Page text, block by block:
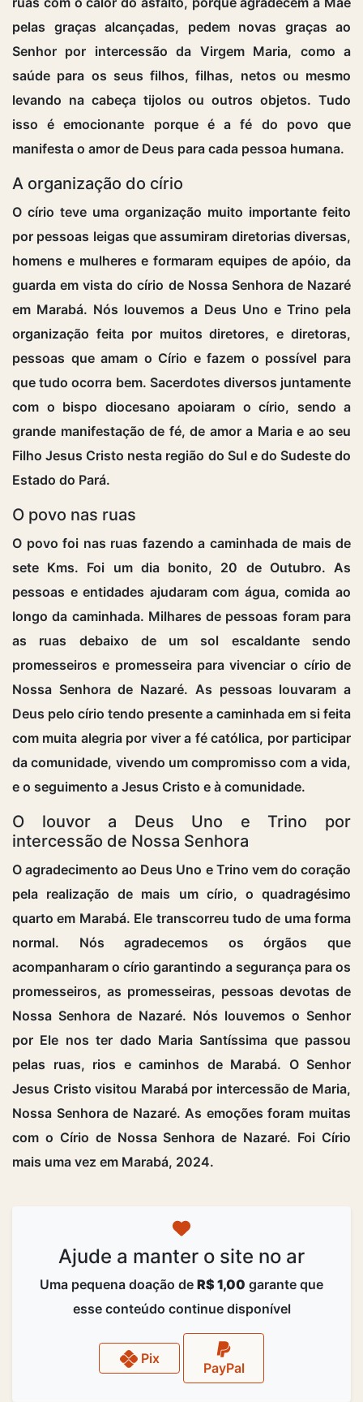
pelas graças alcançadas, pedem novas graças ao
Senhor por intercessão da Virgem Maria, como a
saúde para os seus filhos, filhas, netos ou mesmo
levando na cabeça tijolos ou outros objetos. Tudo
isso é emocionante porque é a fé do povo que
manifesta o amor de Deus para cada pessoa humana.
A organização do círio
O círio teve uma organização muito importante feito
por pessoas leigas que assumiram diretorias diversas,
homens e mulheres e formaram equipes de apóio, da
guarda em vista do círio de Nossa Senhora de Nazaré
em Marabá. Nós louvemos a Deus Uno e Trino pela
organização feita por muitos diretores, e diretoras,
pessoas que amam o Círio e fazem o possível para
que tudo ocorra bem. Sacerdotes diversos juntamente
com o bispo diocesano apoiaram o círio, sendo a
grande manifestação de fé, de amor a Maria e ao seu
Filho Jesus Cristo nesta região do Sul e do Sudeste do
Estado do Pará.
O povo nas ruas
O povo foi nas ruas fazendo a caminhada de mais de
sete Kms. Foi um dia bonito, 20 de Outubro. As
pessoas e entidades ajudaram com água, comida ao
longo da caminhada. Milhares de pessoas foram para
as ruas debaixo de um sol escaldante sendo
promesseiros e promesseira para vivenciar o círio de
Nossa Senhora de Nazaré. As pessoas louvaram a
Deus pelo círio tendo presente a caminhada em si feita
com muita alegria por viver a fé católica, por participar
da comunidade, vivendo um compromisso com a vida,
e o seguimento a Jesus Cristo e à comunidade.
O louvor a Deus Uno e Trino por
intercessão de Nossa Senhora
O agradecimento ao Deus Uno e Trino vem do coração
pela realização de mais um círio, o quadragésimo
quarto em Marabá. Ele transcorreu tudo de uma forma
normal. Nós agradecemos os órgãos que
acompanharam o círio garantindo a segurança para os
promesseiros, as promesseiras, pessoas devotas de
Nossa Senhora de Nazaré. Nós louvemos o Senhor
por Ele nos ter dado Maria Santíssima que passou
pelas ruas, rios e caminhos de Marabá. O Senhor
Jesus Cristo visitou Marabá por intercessão de Maria,
Nossa Senhora de Nazaré. As emoções foram muitas
com o Círio de Nossa Senhora de Nazaré. Foi Círio
mais uma vez em Marabá, 2024.
Ajude a manter o site no ar
Uma pequena doação de R$ 1,00 garante que
esse conteúdo continue disponível
Pix
PayPal